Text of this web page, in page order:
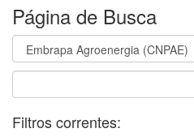
Página de Busca
Filtros correntes: